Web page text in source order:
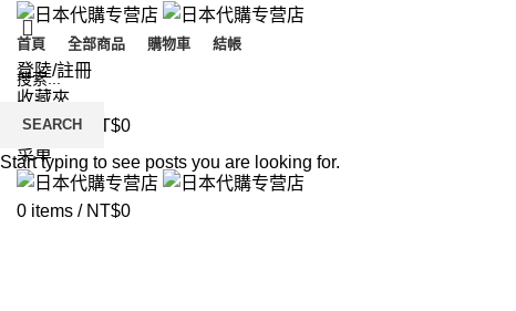
首頁 全部商品 購物車 結帳
登陸/註冊
收藏夾
0items / NT$0
菜單
0 items / NT$0
SEARCH
Start typing to see posts you are looking for.